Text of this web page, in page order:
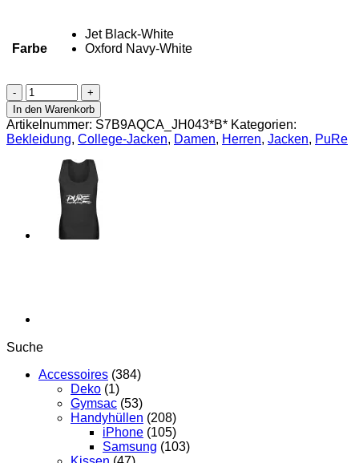
Farbe
Jet Black-White
Oxford Navy-White
PuRe
Collegejacke
Menge
In den Warenkorb
Artikelnummer: S7B9AQCA_JH043*B* Kategorien:
Bekleidung, College-Jacken, Damen, Herren, Jacken, PuRe
Suche
Accessoires (384)
Deko (1)
Gymsac (53)
Handyhüllen (208)
iPhone (105)
Samsung (103)